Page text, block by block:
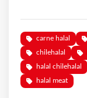
carne halal
chilehalal
halal chilehalal
halal meat